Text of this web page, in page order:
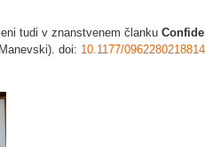
tudi v znanstvenem članku
doi: 10.1177/